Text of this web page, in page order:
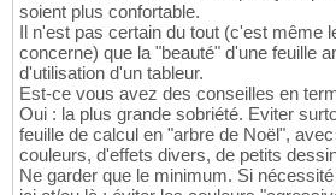
soient plus confortable.
Il n'est pas certain du tout (c'est même
concerne) que la "beauté" d'une feuille
d'utilisation d'un tableur.
Est-ce vous avez des conseilles en
Oui : la plus grande sobriété. Eviter
feuille de calcul en "arbre de Noël",
couleurs, d'effets divers, de petits
Ne garder que le minimum. Si